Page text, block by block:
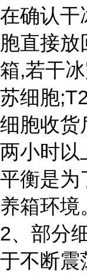
在确认干
胞直接放
箱,若干
苏细胞
细胞收货
两小时以
平衡是为
养箱环境
2、部分
于不断震